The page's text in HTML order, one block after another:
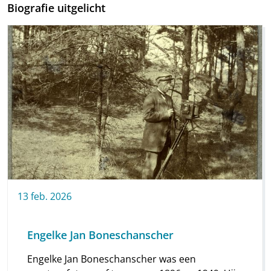
Biografie uitgelicht
13feb. 2026
Engelke Jan Boneschanscher
Engelke Jan Boneschanscher was een